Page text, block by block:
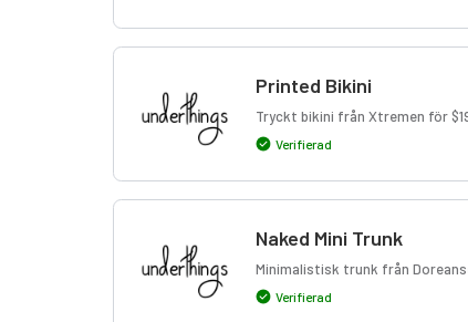
Printed Bikini
Tryckt bikini från Xtremen för
Verifierad
Naked Mini Trunk
Minimalistisk trunk från
Verifierad